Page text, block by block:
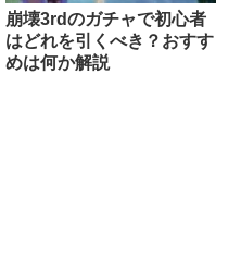
崩壊3rdのガチャで初心者
はどれを引くべき？おすす
めは何か解説